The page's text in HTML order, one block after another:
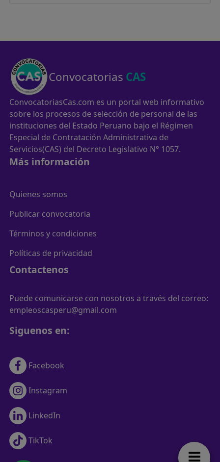
Convocatorias CAS
ConvocatoriasCas.com es un portal web informativo
sobre los procesos de selección de personal de las
instituciones del Estado Peruano bajo el Régimen
Especial de Contratación Administrativa de
Servicios(CAS) del Decreto Legislativo N° 1057.
Más información
Quienes somos
Publicar convocatoria
Términos y condiciones
Políticas de privacidad
Contactenos
Puede comunicarse con nosotros a través del correo:
empleoscasperu@gmail.com
Siguenos en:
Facebook
Instagram
LinkedIn
TikTok